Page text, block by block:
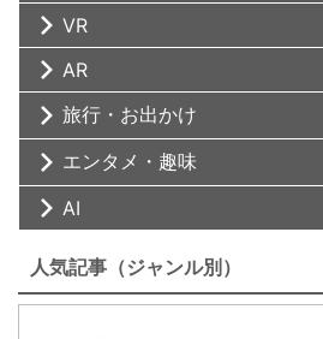
VR
AR
旅行・お出かけ
エンタメ・趣味
AI
人気記事（ジャンル別）